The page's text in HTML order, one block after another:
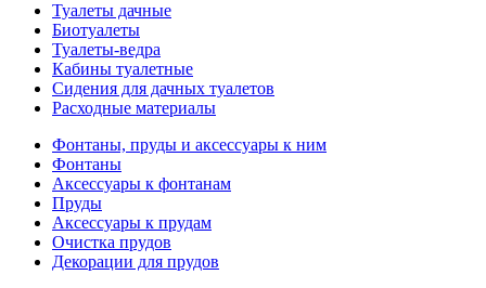
Туалеты дачные
Биотуалеты
Туалеты-ведра
Кабины туалетные
Сидения для дачных туалетов
Расходные материалы
Фонтаны, пруды и аксессуары к ним
Фонтаны
Аксессуары к фонтанам
Пруды
Аксессуары к прудам
Очистка прудов
Декорации для прудов